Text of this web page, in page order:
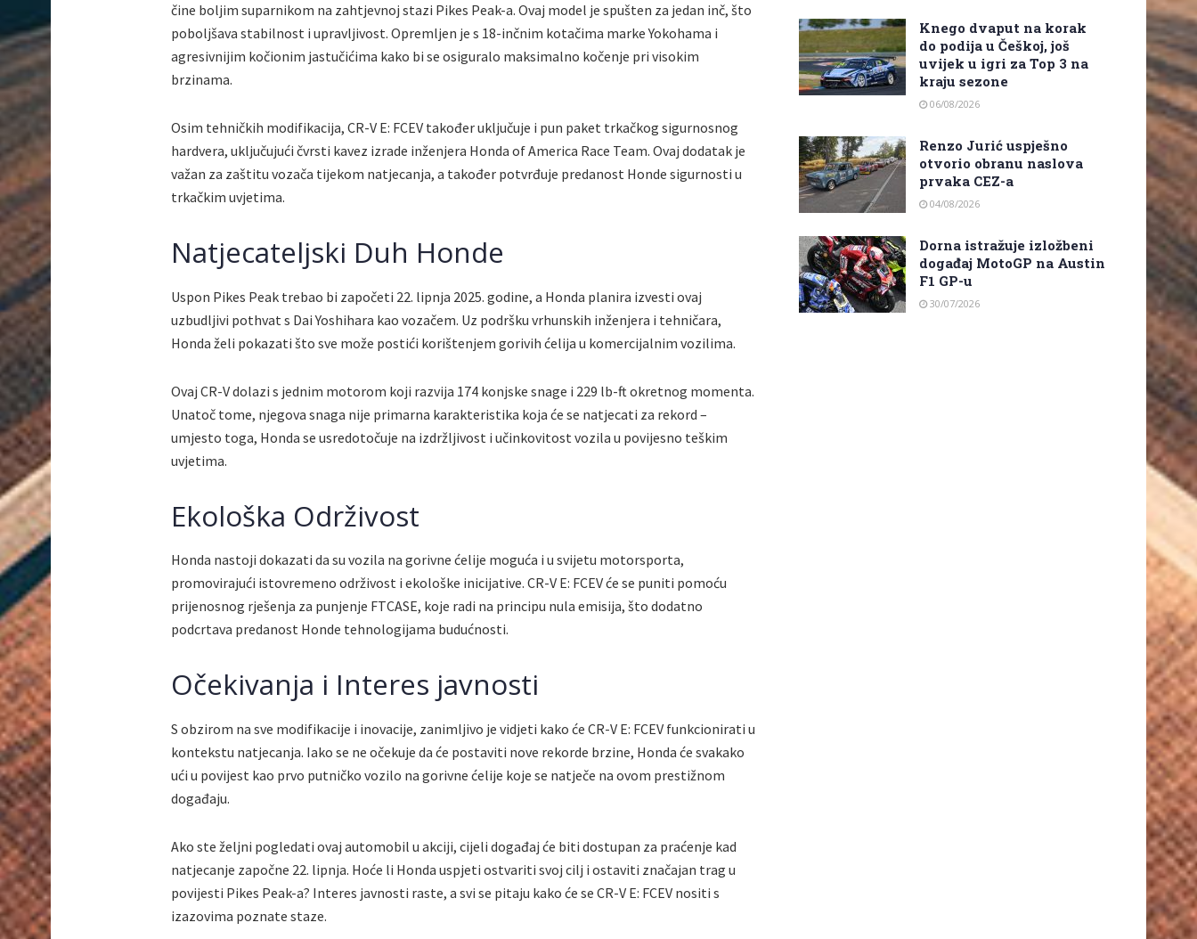
čine boljim suparnikom na zahtjevnoj stazi Pikes Peak-a. Ovaj model je spušten za jedan inč, što
poboljšava stabilnost i upravljivost. Opremljen je s 18-inčnim kotačima marke Yokohama i
agresivnijim kočionim jastučićima kako bi se osiguralo maksimalno kočenje pri visokim
brzinama.
Osim tehničkih modifikacija, CR-V E: FCEV također uključuje i pun paket trkačkog sigurnosnog
hardvera, uključujući čvrsti kavez izrade inženjera Honda of America Race Team. Ovaj dodatak je
važan za zaštitu vozača tijekom natjecanja, a također potvrđuje predanost Honde sigurnosti u
trkačkim uvjetima.
Natjecateljski Duh Honde
Uspon Pikes Peak trebao bi započeti 22. lipnja 2025. godine, a Honda planira izvesti ovaj
uzbudljivi pothvat s Dai Yoshihara kao vozačem. Uz podršku vrhunskih inženjera i tehničara,
Honda želi pokazati što sve može postići korištenjem gorivih ćelija u komercijalnim vozilima.
Ovaj CR-V dolazi s jednim motorom koji razvija 174 konjske snage i 229 lb-ft okretnog momenta.
Unatoč tome, njegova snaga nije primarna karakteristika koja će se natjecati za rekord –
umjesto toga, Honda se usredotočuje na izdržljivost i učinkovitost vozila u povijesno teškim
uvjetima.
Ekološka Održivost
Honda nastoji dokazati da su vozila na gorivne ćelije moguća i u svijetu motorsporta,
promovirajući istovremeno održivost i ekološke inicijative. CR-V E: FCEV će se puniti pomoću
prijenosnog rješenja za punjenje FTCASE, koje radi na principu nula emisija, što dodatno
podcrtava predanost Honde tehnologijama budućnosti.
Očekivanja i Interes javnosti
S obzirom na sve modifikacije i inovacije, zanimljivo je vidjeti kako će CR-V E: FCEV funkcionirati u
kontekstu natjecanja. Iako se ne očekuje da će postaviti nove rekorde brzine, Honda će svakako
ući u povijest kao prvo putničko vozilo na gorivne ćelije koje se natječe na ovom prestižnom
događaju.
Ako ste željni pogledati ovaj automobil u akciji, cijeli događaj će biti dostupan za praćenje kad
natjecanje započne 22. lipnja. Hoće li Honda uspjeti ostvariti svoj cilj i ostaviti značajan trag u
povijesti Pikes Peak-a? Interes javnosti raste, a svi se pitaju kako će se CR-V E: FCEV nositi s
izazovima poznate staze.
Knego dvaput na korak
do podija u Češkoj, još
uvijek u igri za Top 3 na
kraju sezone
06/08/2026
Renzo Jurić uspješno
otvorio obranu naslova
prvaka CEZ-a
04/08/2026
Dorna istražuje izložbeni
događaj MotoGP na Austin
F1 GP-u
30/07/2026